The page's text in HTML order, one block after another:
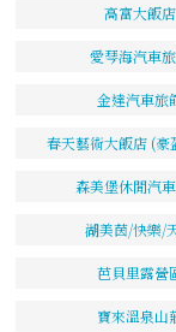
高富大飯店
愛琴海汽車
金達汽車旅
春天藝術大飯店 (豪
森美堡休閒汽
湖美茵/快樂/
芭貝里露營
寶來溫泉山